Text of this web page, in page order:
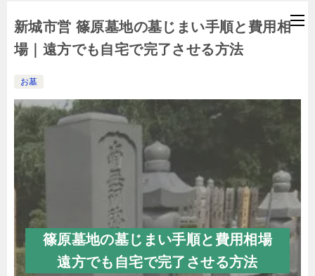
新城市営 篠原墓地の墓じまい手順と費用相
場｜遠方でも自宅で完了させる方法
お墓
篠原墓地の墓じまい手順と費用相場
遠方でも自宅で完了させる方法